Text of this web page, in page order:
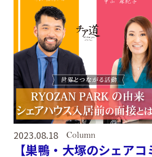
2023.08.18 Column
【巣鴨・大塚のシェアコ